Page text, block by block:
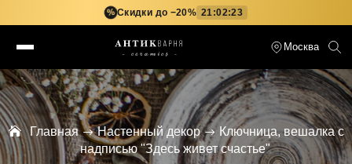
% Скидки до −20% 21:02:22
Москва
Главная Настенный декор
Ключница, вешалка с
надписью "Здесь живет счастье"